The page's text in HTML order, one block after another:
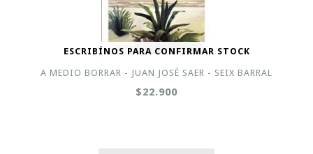
ESCRIBÍNOS PARA CONFIRMAR STOCK
A MEDIO BORRAR - JUAN JOSÉ SAER - SEIX BARRAL
$22.900